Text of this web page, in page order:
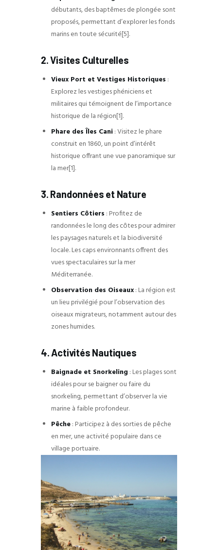
débutants, des baptêmes de plongée sont
proposés, permettant d’explorer les fonds
marins en toute sécurité[5].
2. Visites Culturelles
Vieux Port et Vestiges Historiques :
Explorez les vestiges phéniciens et
militaires qui témoignent de l’importance
historique de la région[1].
Phare des Îles Cani: Visitez le phare
construit en 1860, un point d’intérêt
historique offrant une vue panoramique sur
la mer[1].
3. Randonnées et Nature
Sentiers Côtiers : Profitez de
randonnées le long des côtes pour admirer
les paysages naturels et la biodiversité
locale. Les caps environnants offrent des
vues spectaculaires sur la mer
Méditerranée.
Observation des Oiseaux: La région est
un lieu privilégié pour l’observation des
oiseaux migrateurs, notamment autour des
zones humides.
4. Activités Nautiques
Baignade et Snorkeling : Les plages sont
idéales pour se baigner ou faire du
snorkeling, permettant d’observer la vie
marine à faible profondeur.
Pêche: Participez à des sorties de pêche
en mer, une activité populaire dans ce
village portuaire.